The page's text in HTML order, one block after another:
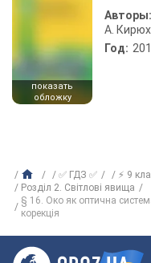
показать
обложку
Авторы:
А.
Год:
✅ ГДЗ ✅ ⚡ 9
Розділ 2. Світлові явища
§ 16. Око як оптична
корекція